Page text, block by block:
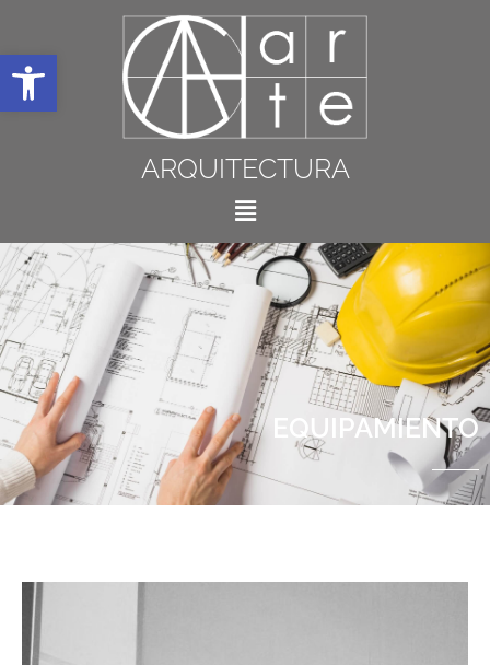
Abrir barra de herramientas
ARQUITECTURA
EQUIPAMIENTO